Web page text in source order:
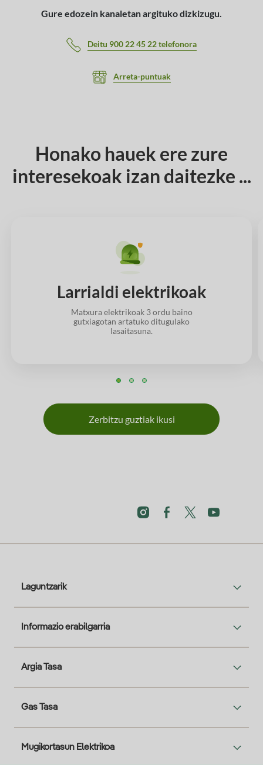
Gure edozein kanaletan argituko dizkizugu.
Deitu 900 22 45 22 telefonora
Arreta-puntuak
Honako hauek ere zure
interesekoak izan daitezke ...
Larrialdi elektrikoak
Matxura elektrikoak 3 ordu baino
gutxiagotan artatuko ditugulako
lasaitasuna.
Zerbitzu guztiak ikusi
Laguntzarik
Informazio erabilgarria
Argia Tasa
Gas Tasa
Mugikortasun Elektrikoa